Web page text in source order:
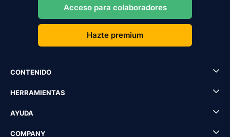
Acceso para colaboradores
Hazte premium
CONTENIDO
HERRAMIENTAS
AYUDA
COMPANY